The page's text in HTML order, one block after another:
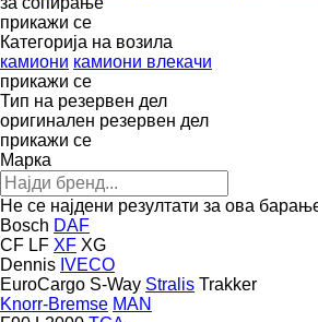
прикажи се
Категорија на возила
камиони камиони влекачи
прикажи се
Тип на резервен дел
оригинален резервен дел
прикажи се
Марка
Не се најдени резултати за ова
Bosch DAF
CF LF XF XG
Dennis IVECO
EuroCargo S-Way Stralis Trakker
Knorr-Bremse MAN